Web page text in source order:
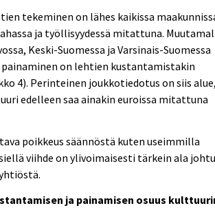
tekeminen on lähes kaikissa
ja työllisyydessä mitattuna.
Keski-Suomessa ja Varsinais-Suomessa
painaminen on lehtien kustantamistakin
4). Perinteinen joukkotiedotus on siis alue,
edelleen saa ainakin euroissa mitattuna
poikkeus säännöstä kuten useimmilla
viihde on ylivoimaisesti tärkein ala
ja painamisen osuus